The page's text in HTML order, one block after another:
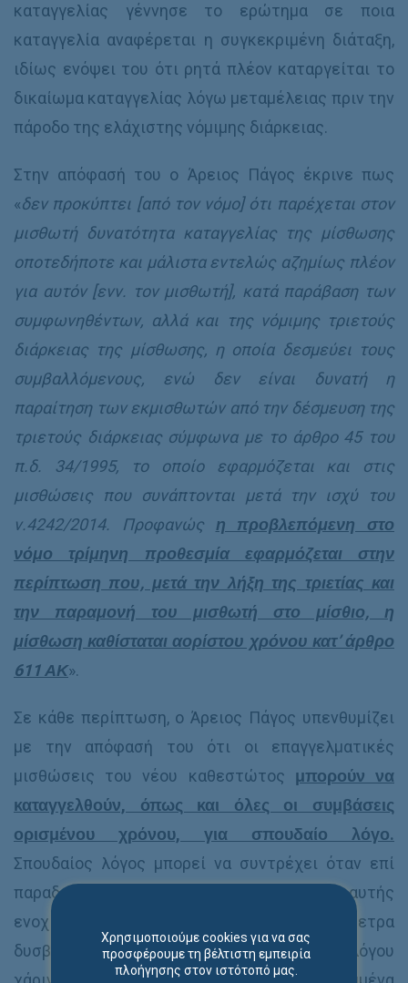
καταγγελίας γέννησε το ερώτημα σε ποια
καταγγελία αναφέρεται η συγκεκριμένη διάταξη,
ιδίως ενόψει του ότι ρητά πλέον καταργείται το
δικαίωμα καταγγελίας λόγω μεταμέλειας πριν την
πάροδο της ελάχιστης νόμιμης διάρκειας.
Στην απόφασή του ο Άρειος Πάγος έκρινε πως
«δεν προκύπτει [από τον νόμο] ότι παρέχεται στον
μισθωτή δυνατότητα καταγγελίας της μίσθωσης
οποτεδήποτε και μάλιστα εντελώς αζημίως πλέον
για αυτόν [ενν. τον μισθωτή], κατά παράβαση των
συμφωνηθέντων, αλλά και της νόμιμης τριετούς
διάρκειας της μίσθωσης, η οποία δεσμεύει τους
συμβαλλόμενους, ενώ δεν είναι δυνατή η
παραίτηση των εκμισθωτών από την δέσμευση της
τριετούς διάρκειας σύμφωνα με το άρθρο 45 του
π.δ. 34/1995, το οποίο εφαρμόζεται και στις
μισθώσεις που συνάπτονται μετά την ισχύ του
ν.4242/2014. Προφανώς η προβλεπόμενη στο
νόμο τρίμηνη προθεσμία εφαρμόζεται στην
περίπτωση που, μετά την λήξη της τριετίας και
την παραμονή του μισθωτή στο μίσθιο, η
μίσθωση καθίσταται αορίστου χρόνου κατ’ άρθρο
611 ΑΚ».
Σε κάθε περίπτωση, ο Άρειος Πάγος υπενθυμίζει
με την απόφασή του ότι οι επαγγελματικές
μισθώσεις του νέου καθεστώτος μπορούν να
καταγγελθούν, όπως και όλες οι συμβάσεις
ορισμένου χρόνου, για σπουδαίο λόγο.
Σπουδαίος λόγος μπορεί να συντρέχει όταν επί
παραδείγματι η συνέχιση της διαρκούς αυτής
ενοχικής σχέσεως γίνεται υπέρμετρα
δυσβάστακτη για τα μέρη, σε περίπτωση λόγου
Χρησιμοποιούμε cookies για να σας
προσφέρουμε τη βέλτιστη εμπειρία
πλοήγησης στον ιστότοπό μας.